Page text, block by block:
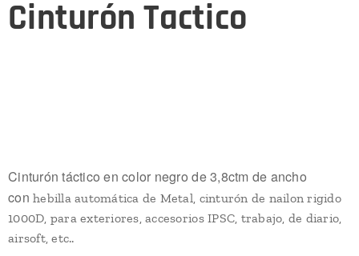
Cinturón Tactico
Cinturón táctico en color negro de 3,8ctm de ancho
conhebilla automática de Metal, cinturón de nailon rigido
1000D, para exteriores, accesorios IPSC, trabajo, de diario,
airsoft, etc..